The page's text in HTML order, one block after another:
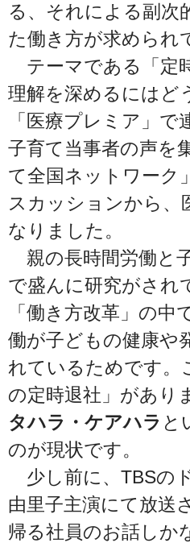
る、それによる副次
た働き方が求められ
テーマである「定
理解を深めるにはど
「医療プレミア」
子育て当事者の声を
て全国ネットワーク
スカッションから、
なりました。
親の長時間労働と
で盛んに研究がされ
「働き方改革」の
働が子どもの健康や
れているためです。
の定時退社」があり
タハラ・ケアハラ と
のが現状です。
少し前に、TBSの
由里子主演にて放送
帰る社員のお話しか